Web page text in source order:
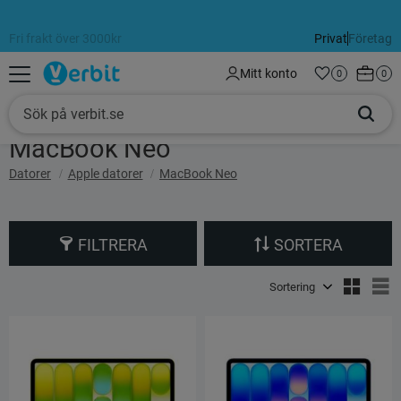
Meny
Fri frakt över 3000kr PrivatFöretag
Mitt konto Favoriter
Antal
0 0
MacBook Neo
Datorer Apple datorer MacBook Neo
FILTRERA SORTERA